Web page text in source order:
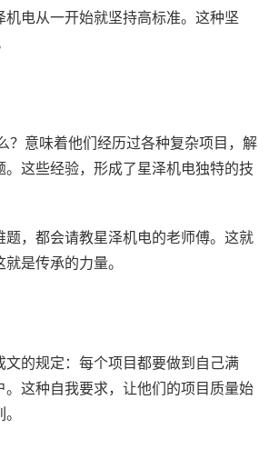
机电从一开始就坚持高标准。这种坚
？意味着他们经历过各种复杂项目，解
。这些经验，形成了星泽机电独特的技
题，都会请教星泽机电的老师傅。这就
是传承的力量。
文的规定：每个项目都要做到自己满
。这种自我要求，让他们的项目质量始